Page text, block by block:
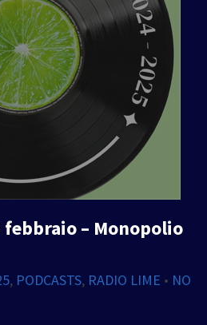
– Monopolio
, PODCASTS, RADIO LIME • NO